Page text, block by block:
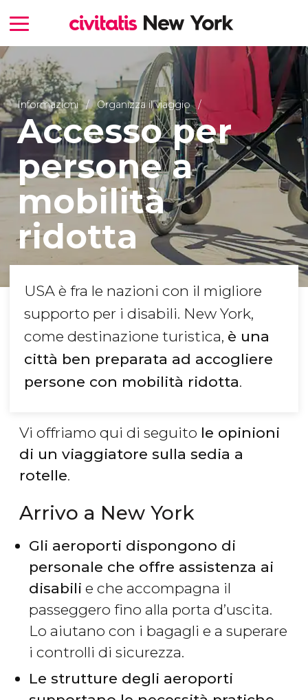
Informazioni Organizza il viaggio
Accesso per
persone a
mobilità
ridotta
USA è fra le nazioni con il migliore
supporto per i disabili. New York,
come destinazione turistica, è una
città ben preparata ad accogliere
persone con mobilità ridotta.
Vi offriamo qui di seguito le opinioni
di un viaggiatore sulla sedia a
rotelle.
Arrivo a New York
Gli aeroporti dispongono di
personale che offre assistenza ai
disabili e che accompagna il
passeggero fino alla porta d’uscita.
Lo aiutano con i bagagli e a superare
i controlli di sicurezza.
Le strutture degli aeroporti